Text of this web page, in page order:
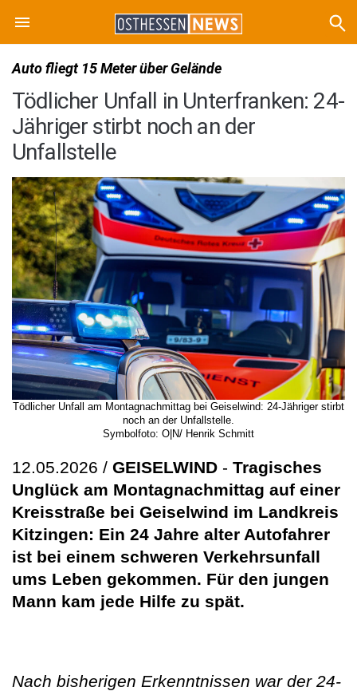
Auto fliegt 15 Meter über Gelände
Tödlicher Unfall in Unterfranken: 24-
Jähriger stirbt noch an der
Unfallstelle
Tödlicher Unfall am Montagnachmittag bei Geiselwind: 24-Jähriger stirbt
noch an der Unfallstelle.
Symbolfoto: O|N/ Henrik Schmitt
12.05.2026 / GEISELWIND - Tragisches
Unglück am Montagnachmittag auf einer
Kreisstraße bei Geiselwind im Landkreis
Kitzingen: Ein 24 Jahre alter Autofahrer
ist bei einem schweren Verkehrsunfall
ums Leben gekommen. Für den jungen
Mann kam jede Hilfe zu spät.
Nach bisherigen Erkenntnissen war der 24-